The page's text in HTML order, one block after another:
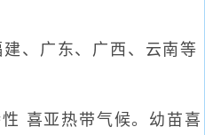
、广东、广西、云南等
性 喜亚热带气候。幼苗喜